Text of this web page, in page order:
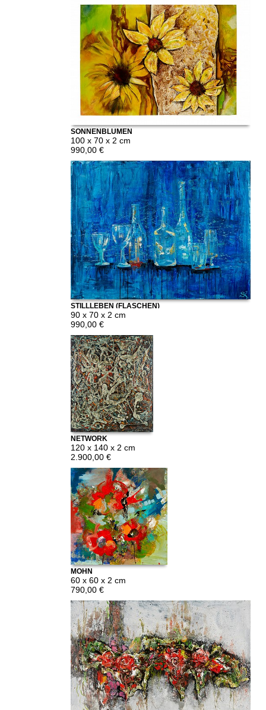
SONNENBLUMEN
100 x 70 x 2 cm
990,00 €
STILLLEBEN (FLASCHEN)
90 x 70 x 2 cm
990,00 €
NETWORK
120 x 140 x 2 cm
2.900,00 €
MOHN
60 x 60 x 2 cm
790,00 €